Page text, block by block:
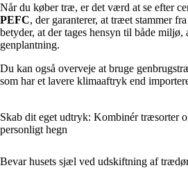
Når du køber træ, er det værd at se efter
PEFC, der garanterer, at træet stammer
betyder, at der tages hensyn til både miljø,
genplantning.
Du kan også overveje at bruge
som har et lavere klimaaftryk end
Skab dit eget udtryk: Kombinér træsorter
personligt hegn
Bevar husets sjæl ved udskiftning af